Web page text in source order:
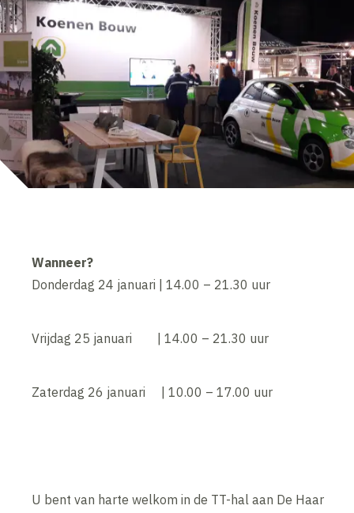
Wanneer?
Donderdag 24 januari | 14.00 – 21.30 uur
Vrijdag 25 januari | 14.00 – 21.30 uur
Zaterdag 26 januari | 10.00 – 17.00 uur
U bent van harte welkom in de TT-hal aan De Haar